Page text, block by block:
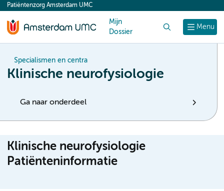
content
Menu
Patiëntenzorg Amsterdam UMC
Mijn
Dossier
Specialismen en centra
Klinische neurofysiologie
Ga naar onderdeel
Klinische neurofysiologie
Patiënteninformatie